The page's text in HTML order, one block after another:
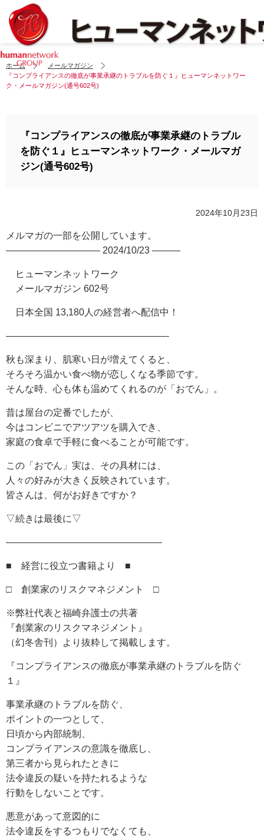
ホーム
メールマガジン
『コンプライアンスの徹底が事業承継のトラブルを防ぐ１』ヒューマンネットワー
ク・メールマガジン(通号602号)
『コンプライアンスの徹底が事業承継のトラブル
を防ぐ１』ヒューマンネットワーク・メールマガ
ジン(通号602号)
2024年10月23日
メルマガの一部を公開しています。
—————————— 2024/10/23 ———
ヒューマンネットワーク
メールマガジン 602号
日本全国 13,180人の経営者へ配信中！
—————————————————-
秋も深まり、肌寒い日が増えてくると、
そろそろ温かい食べ物が恋しくなる季節です。
そんな時、心も体も温めてくれるのが「おでん」。
昔は屋台の定番でしたが、
今はコンビニでアツアツを購入でき、
家庭の食卓で手軽に食べることが可能です。
この「おでん」実は、その具材には、
人々の好みが大きく反映されています。
皆さんは、何がお好きですか？
▽続きは最後に▽
————————————————–
■ 経営に役立つ書籍より ■
□ 創業家のリスクマネジメント □
※弊社代表と福崎弁護士の共著
『創業家のリスクマネジメント』
（幻冬舎刊）より抜粋して掲載します。
『コンプライアンスの徹底が事業承継のトラブルを防ぐ
１』
事業承継のトラブルを防ぐ、
ポイントの一つとして、
日頃から内部統制、
コンプライアンスの意識を徹底し、
第三者から見られたときに
法令違反の疑いを持たれるような
行動をしないことです。
悪意があって意図的に
法令違反をするつもりでなくても、